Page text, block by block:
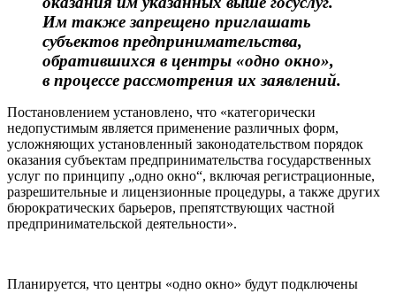
Им также запрещено приглашать
субъектов предпринимательства,
обратившихся в центры «одно окно»,
в процессе рассмотрения их заявлений.
Постановлением установлено, что «категорически
недопустимым является применение различных форм,
усложняющих установленный законодательством порядок
оказания субъектам предпринимательства государственных
услуг по принципу „одно окно“, включая регистрационные,
разрешительные и лицензионные процедуры, а также других
бюрократических барьеров, препятствующих частной
предпринимательской деятельности».
Планируется, что центры «одно окно» будут подключены